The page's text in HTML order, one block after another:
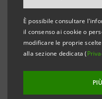
È possibile consultare
il consenso ai cookie o
modificare le proprie
alla sezione dedicata (